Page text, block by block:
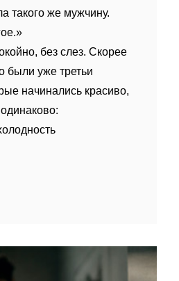
такого же мужчину.
без слез. Скорее
были уже третьи
начинались красиво,